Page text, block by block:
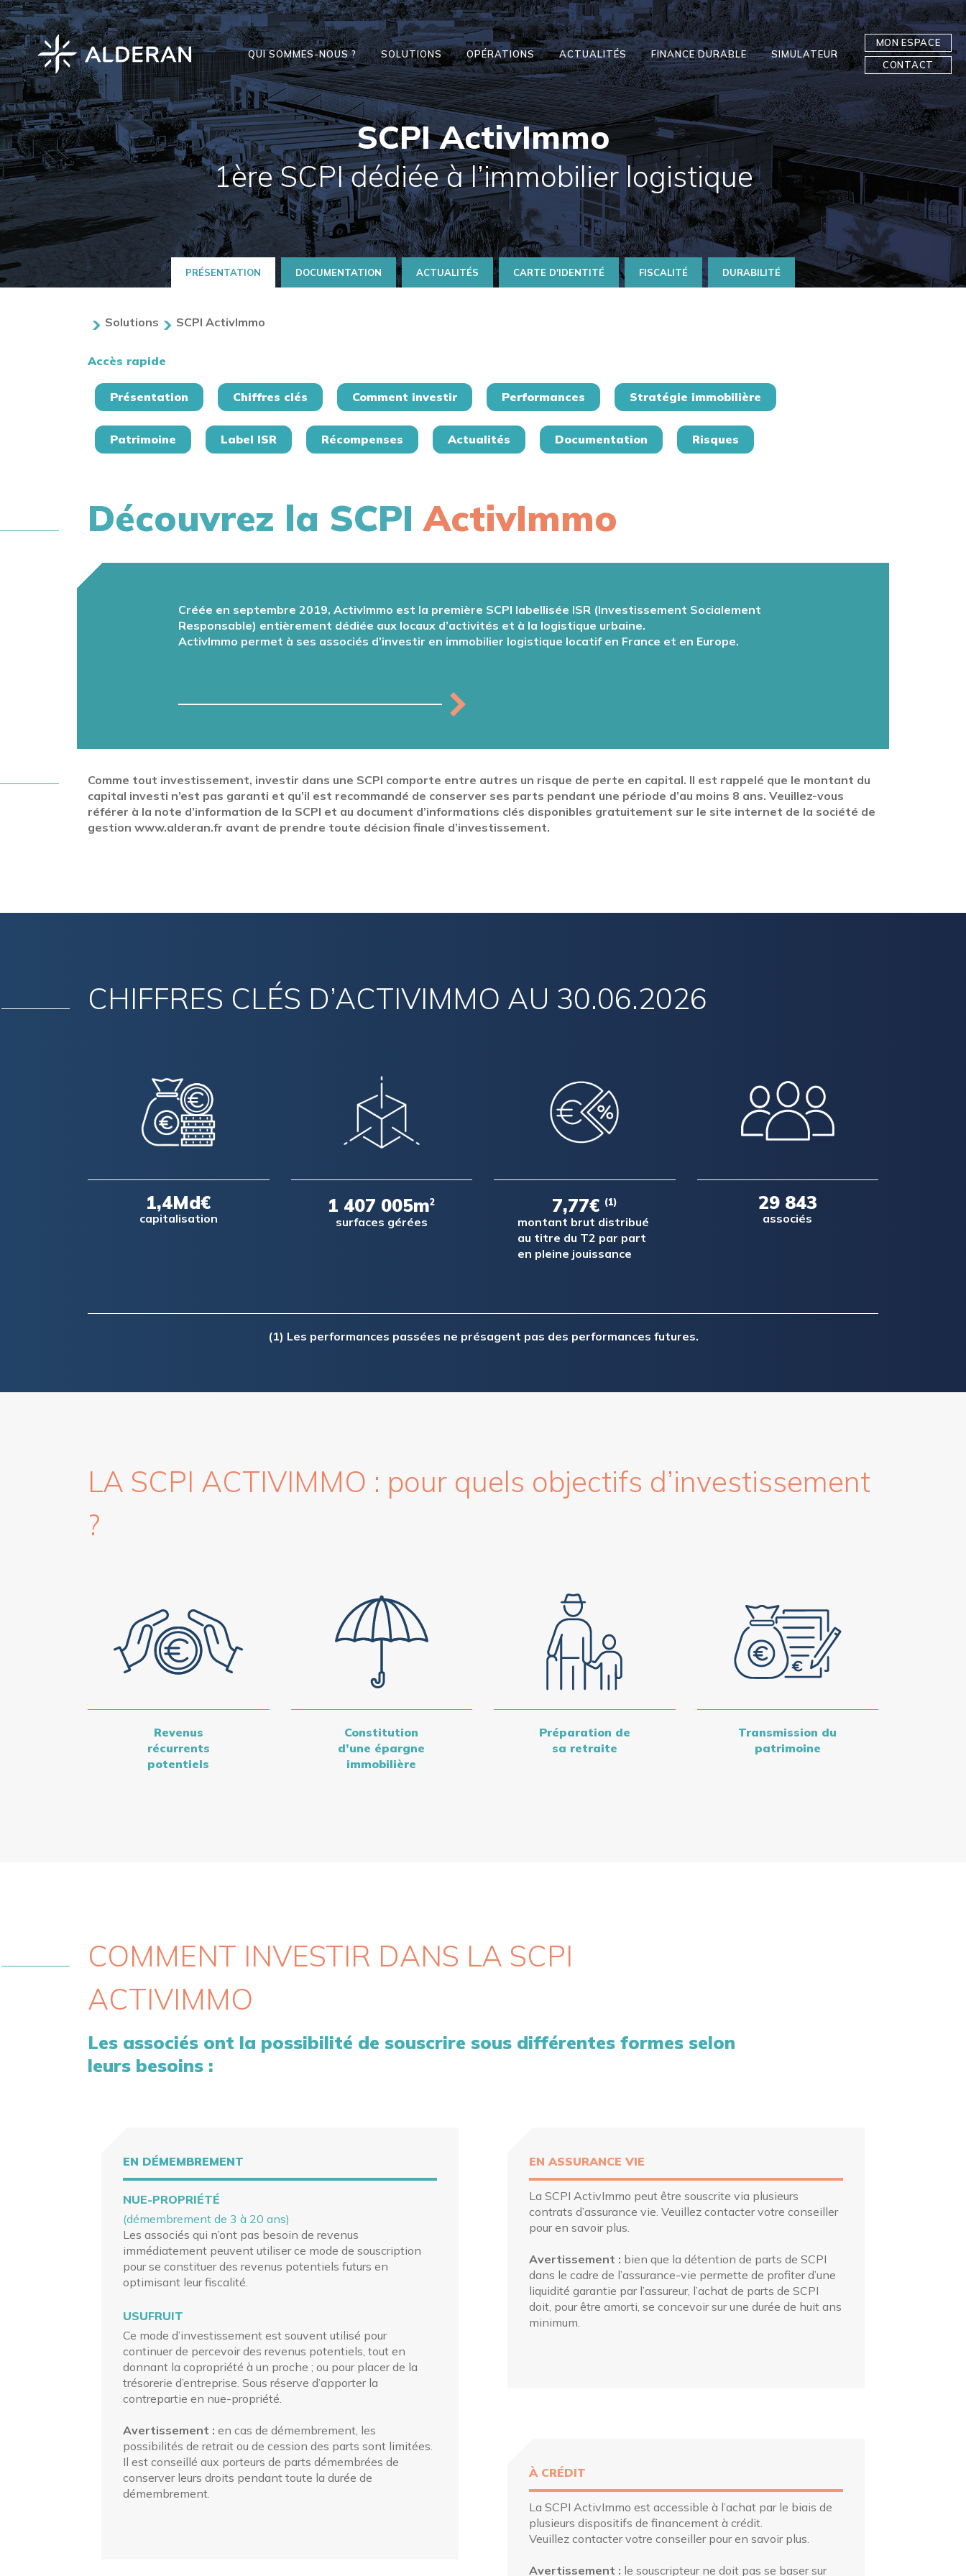
MON ESPACE
CONTACT
QUI SOMMES-NOUS ? SOLUTIONS OPÉRATIONS ACTUALITÉS FINANCE DURABLE SIMULATEUR
SCPI ActivImmo
1ère SCPI dédiée à l’immobilier logistique
PRÉSENTATION DOCUMENTATION ACTUALITÉS CARTE D'IDENTITÉ FISCALITÉ DURABILITÉ
Solutions SCPI ActivImmo
Accès rapide
Présentation Chiffres clés Comment investir Performances Stratégie immobilière
Patrimoine Label ISR Récompenses Actualités Documentation Risques
Découvrez la SCPI ActivImmo
Créée en septembre 2019, ActivImmo est la première SCPI labellisée ISR (Investissement Socialement
Responsable) entièrement dédiée aux locaux d’activités et à la logistique urbaine.
ActivImmo permet à ses associés d’investir en immobilier logistique locatif en France et en Europe.
Comme tout investissement, investir dans une SCPI comporte entre autres un risque de perte en capital. Il est rappelé que le montant du
capital investi n’est pas garanti et qu’il est recommandé de conserver ses parts pendant une période d’au moins 8 ans. Veuillez-vous
référer à la note d’information de la SCPI et au document d’informations clés disponibles gratuitement sur le site internet de la société de
gestion www.alderan.fr avant de prendre toute décision finale d’investissement.
CHIFFRES CLÉS D’ACTIVIMMO AU 30.06.2026
1,4Md€
capitalisation
1 407 005m2
surfaces gérées
7,77€ (1)
montant brut distribué
au titre du T2 par part
en pleine jouissance
29 843
associés
(1) Les performances passées ne présagent pas des performances futures.
LA SCPI ACTIVIMMO : pour quels objectifs d’investissement
?
Revenus
récurrents
potentiels
Constitution
d’une épargne
immobilière
Préparation de
sa retraite
Transmission du
patrimoine
COMMENT INVESTIR DANS LA SCPI
ACTIVIMMO
Les associés ont la possibilité de souscrire sous différentes formes selon
leurs besoins :
EN DÉMEMBREMENT
NUE-PROPRIÉTÉ
(démembrement de 3 à 20 ans)
Les associés qui n’ont pas besoin de revenus
immédiatement peuvent utiliser ce mode de souscription
pour se constituer des revenus potentiels futurs en
optimisant leur fiscalité.
USUFRUIT
Ce mode d’investissement est souvent utilisé pour
continuer de percevoir des revenus potentiels, tout en
donnant la copropriété à un proche ; ou pour placer de la
trésorerie d’entreprise. Sous réserve d’apporter la
contrepartie en nue-propriété
Avertissement : en cas de démembrement, les
possibilités de retrait ou de cession des parts sont limitées.
Il est conseillé aux porteurs de parts démembrées de
conserver leurs droits pendant toute la durée de
démembrement.
EN ASSURANCE VIE
La SCPI ActivImmo peut être souscrite via plusieurs
contrats d’assurance vie. Veuillez contacter votre conseiller
pour en savoir plus.
Avertissement : bien que la détention de parts de SCPI
dans le cadre de l’assurance-vie permette de profiter d’une
liquidité garantie par l’assureur, l’achat de parts de SCPI
doit, pour être amorti, se concevoir sur une durée de huit ans
minimum.
À CRÉDIT
La SCPI ActivImmo est accessible à l’achat par le biais de
plusieurs dispositifs de financement à crédit.
Veuillez contacter votre conseiller pour en savoir plus.
Avertissement : le souscripteur ne doit pas se baser sur